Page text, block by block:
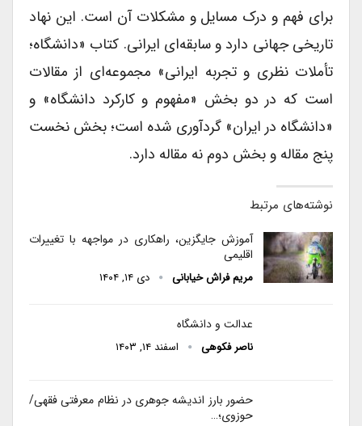
برای فهم و درک مسایل و مشکلات آن است. این نهاد
تاریخی جهانی دارد و سابقه‌ای ایرانی. کتاب «دانشگاه؛
تأملات نظری و تجربه ایرانی» مجموعه‌ای از مقالات
است که در دو بخش «مفهوم و کارکرد دانشگاه» و
«دانشگاه در ایران» گردآوری شده است؛ بخش نخست
پنج مقاله و بخش دوم نه مقاله دارد.
نوشته‌های مرتبط
آموزش جایگزین، راهکاری در مواجهه با تغییرات
اقلیمی
مریم فراش خیابانی دی ۱۴, ۱۴۰۴
عدالت و دانشگاه
ناصر فکوهی اسفند ۱۴, ۱۴۰۳
حضور بارز اندیشه جوهری در نظام معرفتی فقهی/
حوزوی؛…